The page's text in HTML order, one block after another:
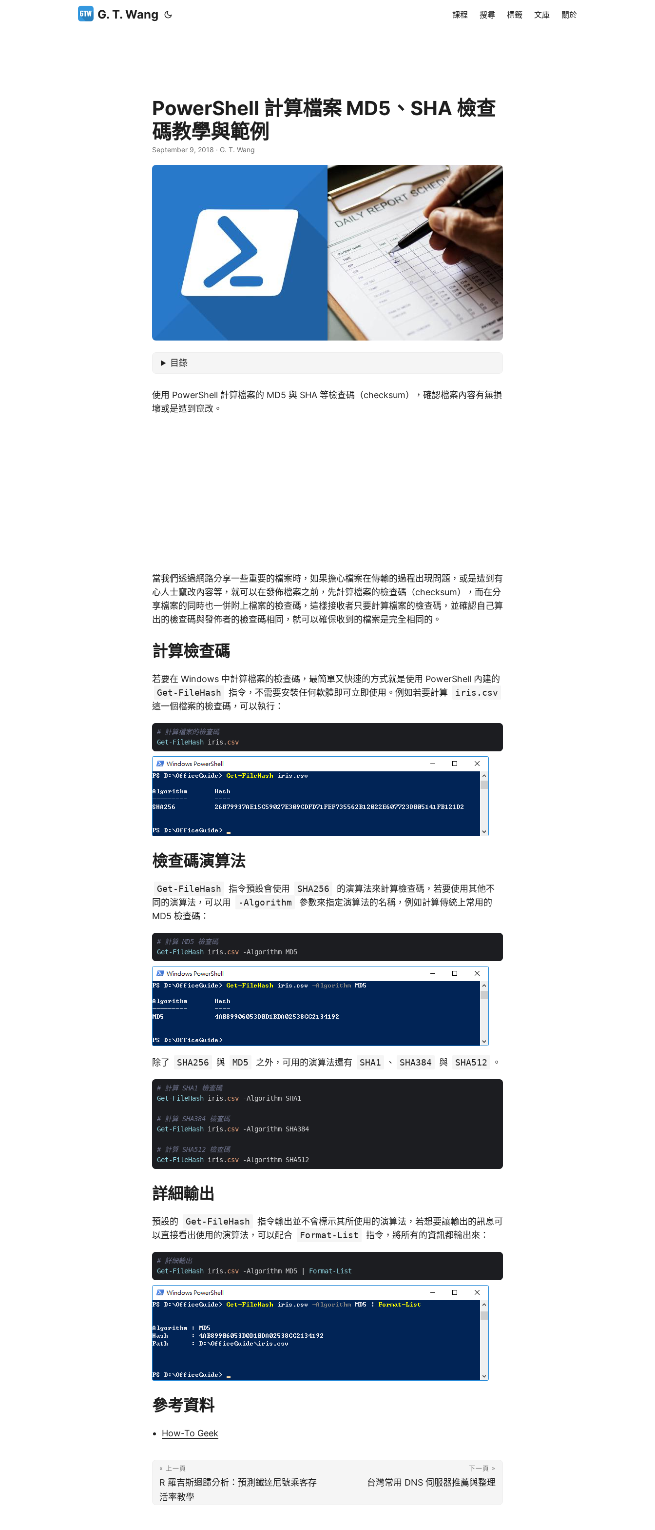
G. T. Wang 課程 搜尋 標籤 文庫 關於
PowerShell 計算檔案 MD5、SHA 檢查
碼教學與範例
September 9, 2018 · G. T. Wang
目錄
使用 PowerShell 計算檔案的 MD5 與 SHA 等檢查碼（checksum），確認檔案內容有無損
壞或是遭到竄改。
當我們透過網路分享一些重要的檔案時，如果擔心檔案在傳輸的過程出現問題，或是遭到有
心人士竄改內容等，就可以在發佈檔案之前，先計算檔案的檢查碼（checksum），而在分
享檔案的同時也一併附上檔案的檢查碼，這樣接收者只要計算檔案的檢查碼，並確認自己算
出的檢查碼與發佈者的檢查碼相同，就可以確保收到的檔案是完全相同的。
計算檢查碼
若要在 Windows 中計算檔案的檢查碼，最簡單又快速的方式就是使用 PowerShell 內建的
Get-FileHash
指令，不需要安裝任何軟體即可立即使用。例如若要計算
iris.csv
這一個檔案的檢查碼，可以執行：
# 計算檔案的檢查碼
Get-FileHash iris . csv
檢查碼演算法
Get-FileHash 指令預設會使用 SHA256
的演算法來計算檢查碼，若要使用其他不
同的演算法，可以用
-Algorithm
參數來指定演算法的名稱，例如計算傳統上常用的
MD5 檢查碼：
# 計算 MD5 檢查碼
Get-FileHash iris . csv -Algorithm MD5
除了 SHA256 與 MD5 之外，可用的演算法還有 SHA1 、 SHA384 與 SHA512 。
# 計算 SHA1 檢查碼
Get-FileHash iris . csv -Algorithm SHA1
# 計算 SHA384 檢查碼
Get-FileHash iris . csv -Algorithm SHA384
# 計算 SHA512 檢查碼
Get-FileHash iris . csv -Algorithm SHA512
詳細輸出
預設的 Get-FileHash
指令輸出並不會標示其所使用的演算法，若想要讓輸出的訊息可
以直接看出使用的演算法，可以配合
Format-List 指令，將所有的資訊都輸出來：
# 詳細輸出
Get-FileHash iris . csv -Algorithm MD5 Format-List
參考資料
How-To Geek
« 上一頁
R 羅吉斯迴歸分析：預測鐵達尼號乘客存
活率教學
下一頁 »
台灣常用 DNS 伺服器推薦與整理